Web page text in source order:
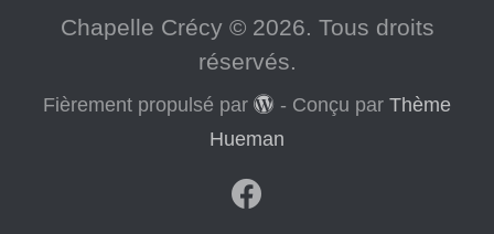
Chapelle Crécy © 2026. Tous droits
réservés.
Fièrement propulsé par - Conçu par Thème
Hueman